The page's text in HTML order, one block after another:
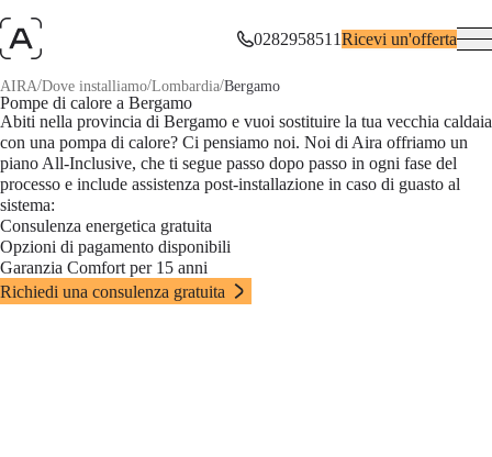
0282958511Ricevi un'offerta
AIRA/Dove installiamo/Lombardia/Bergamo
Pompe di calore a Bergamo
Abiti nella provincia di Bergamo e vuoi sostituire la tua vecchia caldaia
con una pompa di calore? Ci pensiamo noi. Noi di Aira offriamo un
piano All-Inclusive, che ti segue passo dopo passo in ogni fase del
processo e include assistenza post-installazione in caso di guasto al
sistema:
Consulenza energetica gratuita
Opzioni di pagamento disponibili
Garanzia Comfort per 15 anni
Richiedi una consulenza gratuita